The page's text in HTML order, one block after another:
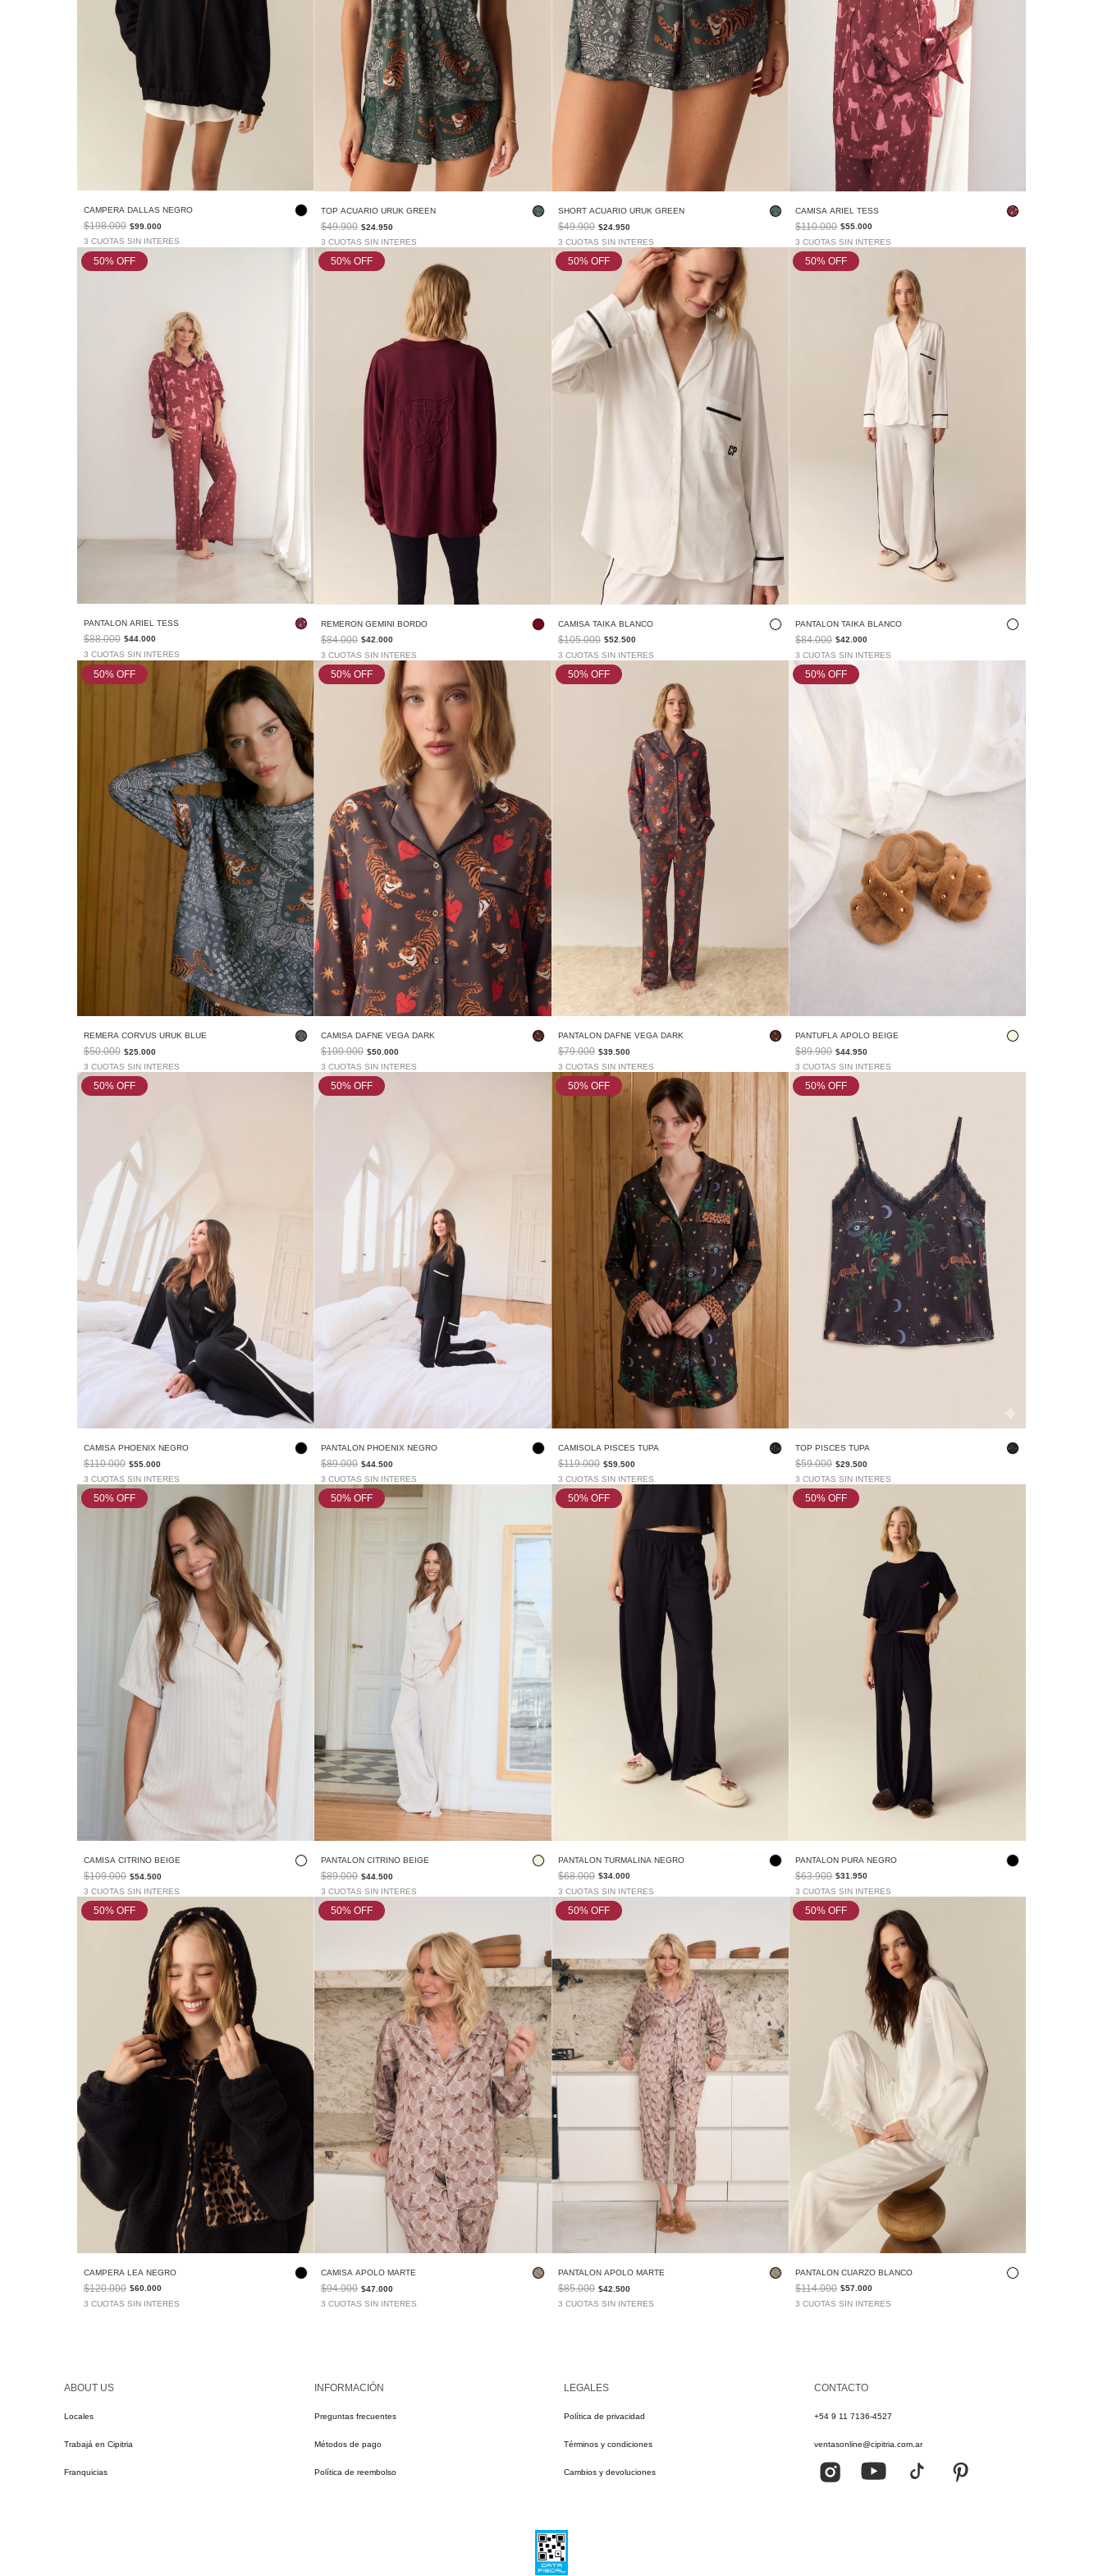
CAMPERA DALLAS NEGRO
$198.000 $99.000
3 CUOTAS SIN INTERES
TOP ACUARIO URUK GREEN
$49.900 $24.950
3 CUOTAS SIN INTERES
SHORT ACUARIO URUK GREEN
$49.900 $24.950
3 CUOTAS SIN INTERES
CAMISA ARIEL TESS
$110.000 $55.000
3 CUOTAS SIN INTERES
50% OFF
PANTALON ARIEL TESS
$88.000 $44.000
3 CUOTAS SIN INTERES
50% OFF
REMERON GEMINI BORDO
$84.000 $42.000
3 CUOTAS SIN INTERES
50% OFF
CAMISA TAIKA BLANCO
$105.000 $52.500
3 CUOTAS SIN INTERES
50% OFF
PANTALON TAIKA BLANCO
$84.000 $42.000
3 CUOTAS SIN INTERES
50% OFF
REMERA CORVUS URUK BLUE
$50.000 $25.000
3 CUOTAS SIN INTERES
50% OFF
CAMISA DAFNE VEGA DARK
$100.000 $50.000
3 CUOTAS SIN INTERES
50% OFF
PANTALON DAFNE VEGA DARK
$79.000 $39.500
3 CUOTAS SIN INTERES
50% OFF
PANTUFLA APOLO BEIGE
$89.900 $44.950
3 CUOTAS SIN INTERES
50% OFF
CAMISA PHOENIX NEGRO
$110.000 $55.000
3 CUOTAS SIN INTERES
50% OFF
PANTALON PHOENIX NEGRO
$89.000 $44.500
3 CUOTAS SIN INTERES
50% OFF
CAMISOLA PISCES TUPA
$119.000 $59.500
3 CUOTAS SIN INTERES
50% OFF
TOP PISCES TUPA
$59.000 $29.500
3 CUOTAS SIN INTERES
50% OFF
CAMISA CITRINO BEIGE
$109.000 $54.500
3 CUOTAS SIN INTERES
50% OFF
PANTALON CITRINO BEIGE
$89.000 $44.500
3 CUOTAS SIN INTERES
50% OFF
PANTALON TURMALINA NEGRO
$68.000 $34.000
3 CUOTAS SIN INTERES
50% OFF
PANTALON PURA NEGRO
$63.900 $31.950
3 CUOTAS SIN INTERES
50% OFF
CAMPERA LEA NEGRO
$120.000 $60.000
3 CUOTAS SIN INTERES
50% OFF
CAMISA APOLO MARTE
$94.000 $47.000
3 CUOTAS SIN INTERES
50% OFF
PANTALON APOLO MARTE
$85.000 $42.500
3 CUOTAS SIN INTERES
50% OFF
PANTALON CUARZO BLANCO
$114.000 $57.000
3 CUOTAS SIN INTERES
ABOUT US
Locales
Trabajá en Cipitria
Franquicias
INFORMACIÓN
Preguntas frecuentes
Métodos de pago
Política de reembolso
LEGALES
Política de privacidad
Términos y condiciones
Cambios y devoluciones
CONTACTO
+54 9 11 7136-4527
ventasonline@cipitria.com.ar